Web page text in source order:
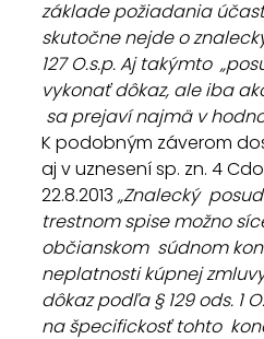
základe požiadania
skutočne nejde o
127 O.s.p. Aj takýmto
vykonať dôkaz, ale iba
sa prejaví najmä v
K podobným záverom
aj v uznesení sp. zn. 4
22.8.2013 „Znalecký
trestnom spise možno
občianskom  súdnom
neplatnosti kúpnej
dôkaz podľa § 129 ods. 1
na špecifickosť tohto